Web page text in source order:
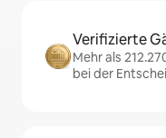
Verifizierte
Mehr als
bei der